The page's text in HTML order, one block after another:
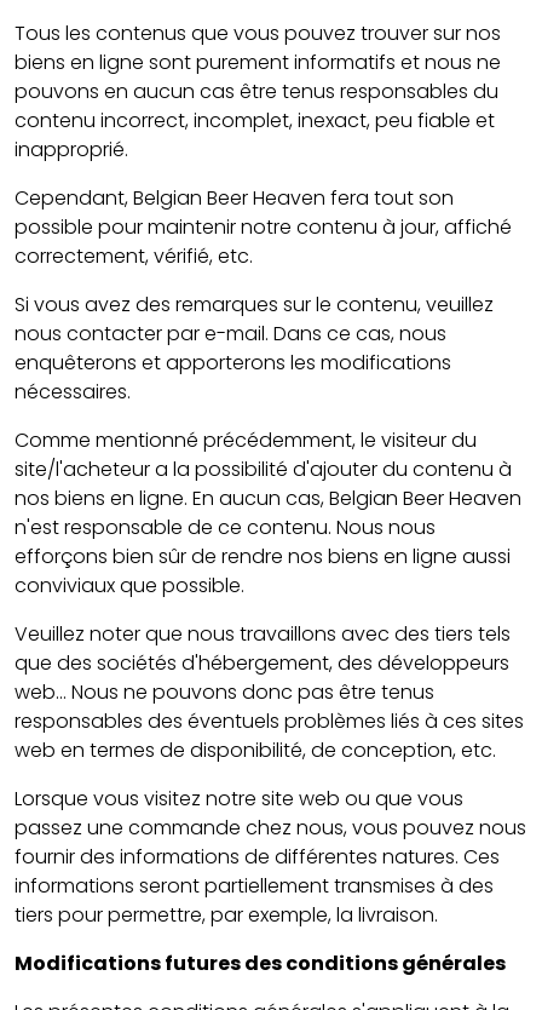
Tous les contenus que vous pouvez trouver sur nos
biens en ligne sont purement informatifs et nous ne
pouvons en aucun cas être tenus responsables du
contenu incorrect, incomplet, inexact, peu fiable et
inapproprié.
Cependant, Belgian Beer Heaven fera tout son
possible pour maintenir notre contenu à jour, affiché
correctement, vérifié, etc.
Si vous avez des remarques sur le contenu, veuillez
nous contacter par e-mail. Dans ce cas, nous
enquêterons et apporterons les modifications
nécessaires.
Comme mentionné précédemment, le visiteur du
site/l'acheteur a la possibilité d'ajouter du contenu à
nos biens en ligne. En aucun cas, Belgian Beer Heaven
n'est responsable de ce contenu. Nous nous
efforçons bien sûr de rendre nos biens en ligne aussi
conviviaux que possible.
Veuillez noter que nous travaillons avec des tiers tels
que des sociétés d'hébergement, des développeurs
web... Nous ne pouvons donc pas être tenus
responsables des éventuels problèmes liés à ces sites
web en termes de disponibilité, de conception, etc.
Lorsque vous visitez notre site web ou que vous
passez une commande chez nous, vous pouvez nous
fournir des informations de différentes natures. Ces
informations seront partiellement transmises à des
tiers pour permettre, par exemple, la livraison.
Modifications futures des conditions générales